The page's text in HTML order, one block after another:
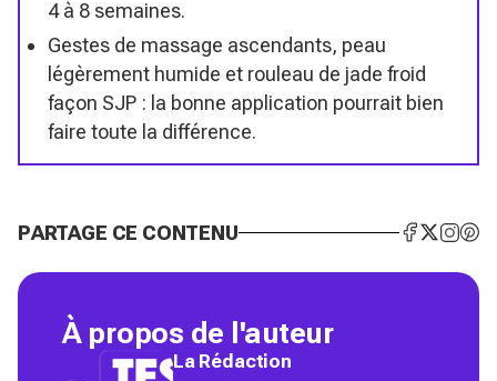
4 à 8 semaines.
Gestes de massage ascendants, peau
légèrement humide et rouleau de jade froid
façon SJP : la bonne application pourrait bien
faire toute la différence.
PARTAGE CE CONTENU
À propos de l'auteur
La Rédaction